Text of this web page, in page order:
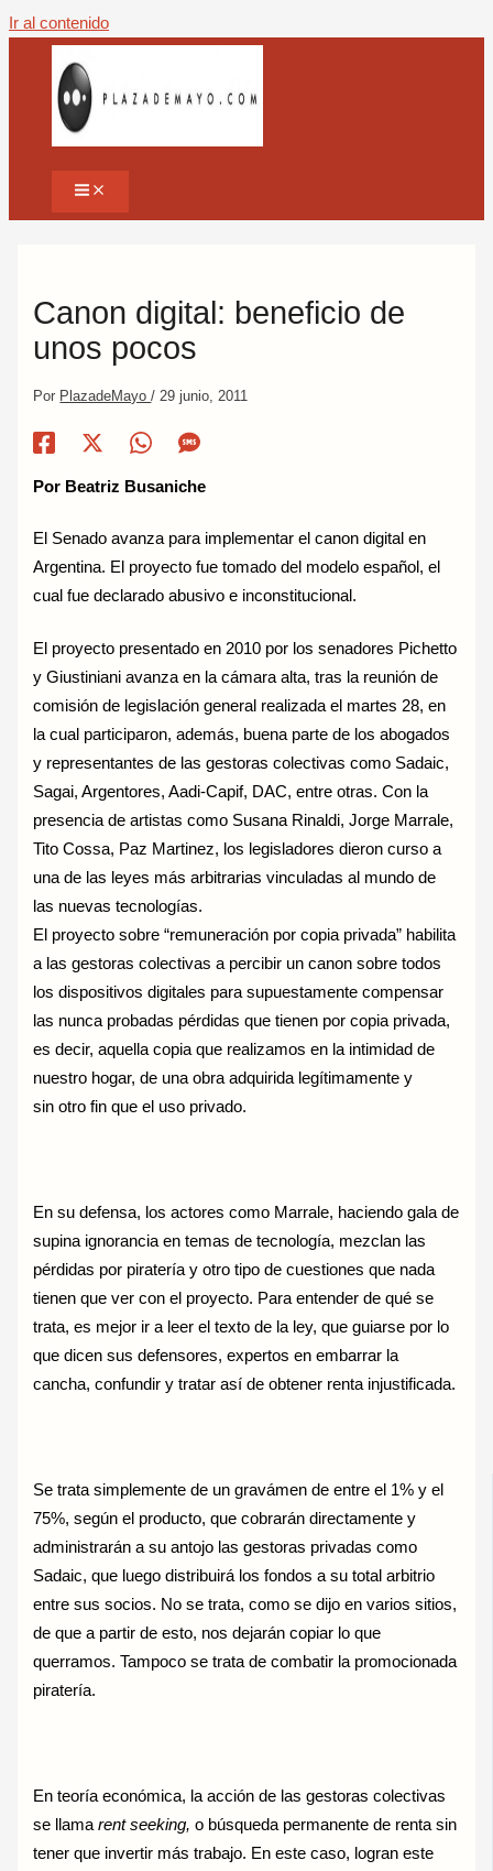
Ir al contenido
Canon digital: beneficio de
unos pocos
Por PlazadeMayo/ 29 junio, 2011
Por Beatriz Busaniche
El Senado avanza para implementar el canon digital en
Argentina. El proyecto fue tomado del modelo español, el
cual fue declarado abusivo e inconstitucional.
El proyecto presentado en 2010 por los senadores Pichetto
y Giustiniani avanza en la cámara alta, tras la reunión de
comisión de legislación general realizada el martes 28, en
la cual participaron, además, buena parte de los abogados
y representantes de las gestoras colectivas como Sadaic,
Sagai, Argentores, Aadi-Capif, DAC, entre otras. Con la
presencia de artistas como Susana Rinaldi, Jorge Marrale,
Tito Cossa, Paz Martinez, los legisladores dieron curso a
una de las leyes más arbitrarias vinculadas al mundo de
las nuevas tecnologías.
El proyecto sobre “remuneración por copia privada” habilita
a las gestoras colectivas a percibir un canon sobre todos
los dispositivos digitales para supuestamente compensar
las nunca probadas pérdidas que tienen por copia privada,
es decir, aquella copia que realizamos en la intimidad de
nuestro hogar, de una obra adquirida legítimamente y
sin otro fin que el uso privado.
En su defensa, los actores como Marrale, haciendo gala de
supina ignorancia en temas de tecnología, mezclan las
pérdidas por piratería y otro tipo de cuestiones que nada
tienen que ver con el proyecto. Para entender de qué se
trata, es mejor ir a leer el texto de la ley, que guiarse por lo
que dicen sus defensores, expertos en embarrar la
cancha, confundir y tratar así de obtener renta injustificada.
Se trata simplemente de un gravámen de entre el 1% y el
75%, según el producto, que cobrarán directamente y
administrarán a su antojo las gestoras privadas como
Sadaic, que luego distribuirá los fondos a su total arbitrio
entre sus socios. No se trata, como se dijo en varios sitios,
de que a partir de esto, nos dejarán copiar lo que
querramos. Tampoco se trata de combatir la promocionada
piratería.
En teoría económica, la acción de las gestoras colectivas
se llamarent seeking, o búsqueda permanente de renta sin
tener que invertir más trabajo. En este caso, logran este